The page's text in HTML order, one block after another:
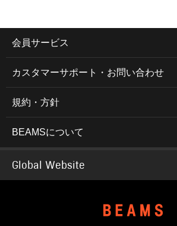
会員サービス
カスタマーサポート・お問い合わせ
規約・方針
BEAMSについて
Global Website